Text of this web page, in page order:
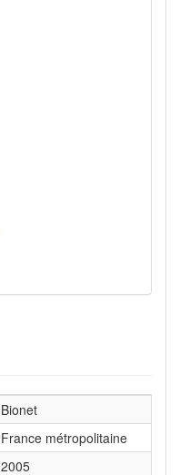
Bionet
France métropolitaine
2005